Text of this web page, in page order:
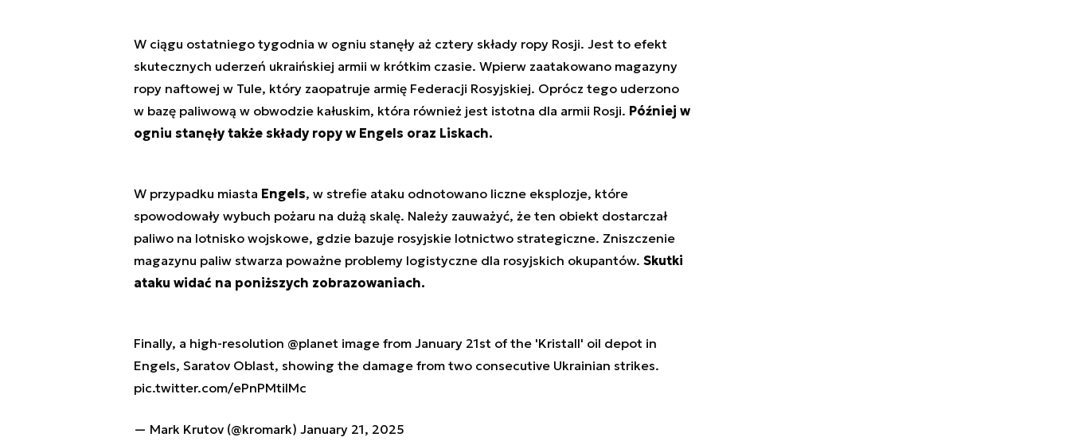
W ciągu ostatniego tygodnia w ogniu stanęły aż cztery składy ropy Rosji. Jest to efekt
skutecznych uderzeń ukraińskiej armii w krótkim czasie. Wpierw zaatakowano magazyny
ropy naftowej w Tule, który zaopatruje armię Federacji Rosyjskiej. Oprócz tego uderzono
w bazę paliwową w obwodzie kałuskim, która również jest istotna dla armii Rosji. Później w
ogniu stanęły także składy ropy w Engels oraz Liskach.
W przypadku miasta Engels, w strefie ataku odnotowano liczne eksplozje, które
spowodowały wybuch pożaru na dużą skalę. Należy zauważyć, że ten obiekt dostarczał
paliwo na lotnisko wojskowe, gdzie bazuje rosyjskie lotnictwo strategiczne. Zniszczenie
magazynu paliw stwarza poważne problemy logistyczne dla rosyjskich okupantów. Skutki
ataku widać na poniższych zobrazowaniach.
Finally, a high-resolution @planetimage from January 21st of the 'Kristall' oil depot in
Engels, Saratov Oblast, showing the damage from two consecutive Ukrainian strikes.
pic.twitter.com/ePnPMtiIMc
— Mark Krutov (@kromark) January 21, 2025